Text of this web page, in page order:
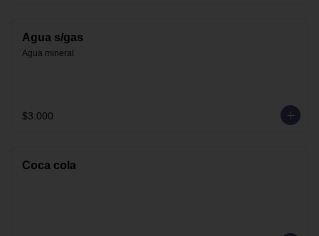
Agua s/gas
Agua mineral
$3.000
Coca cola